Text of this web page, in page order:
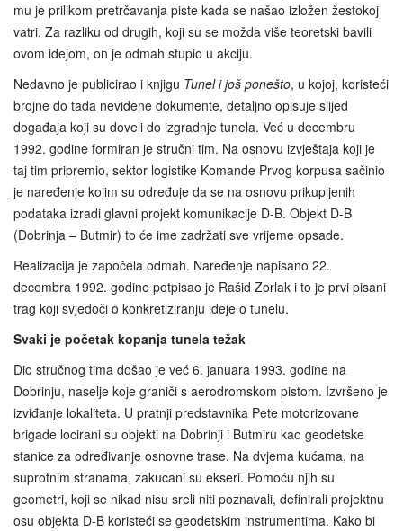
mu je prilikom pretrčavanja piste kada se našao izložen žestokoj
vatri. Za razliku od drugih, koji su se možda više teoretski bavili
ovom idejom, on je odmah stupio u akciju.
Nedavno je publicirao i knjigu Tunel i još ponešto, u kojoj, koristeći
brojne do tada neviđene dokumente, detaljno opisuje slijed
događaja koji su doveli do izgradnje tunela. Već u decembru
1992. godine formiran je stručni tim. Na osnovu izvještaja koji je
taj tim pripremio, sektor logistike Komande Prvog korpusa sačinio
je naređenje kojim su određuje da se na osnovu prikupljenih
podataka izradi glavni projekt komunikacije D-B. Objekt D­‑B
(Dobrinja – Butmir) to će ime zadržati sve vrijeme opsade.
Realizacija je započela odmah. Naređenje napisano 22.
decembra 1992. godine potpisao je Rašid Zorlak i to je prvi pisani
trag koji svjedoči o konkretiziranju ideje o tunelu.
Svaki je početak kopanja tunela težak
Dio stručnog tima došao je već 6. januara 1993. godine na
Dobrinju, naselje koje graniči s aerodromskom pistom. Izvršeno je
izviđanje lokaliteta. U pratnji predstavnika Pete motorizovane
brigade locirani su objekti na Dobrinji i Butmiru kao geodetske
stanice za određivanje osnovne trase. Na dvjema kućama, na
suprotnim stranama, zakucani su ekseri. Pomoću njih su
geometri, koji se nikad nisu sreli niti poznavali, definirali projektnu
osu objekta D-B koristeći se geodetskim instrumentima. Kako bi